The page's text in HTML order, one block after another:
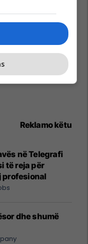
Reklamo këtu
në Telegrafi
të reja për
profesional
dhe shumë